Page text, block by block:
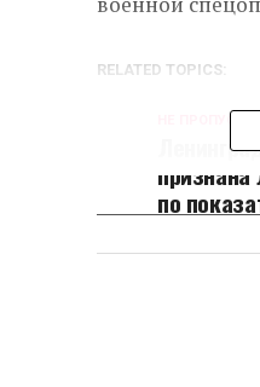
RELATED TOPICS:
признана
по